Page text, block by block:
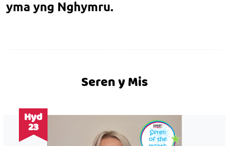
yma yng Nghymru.
Seren y Mis
Hyd
23